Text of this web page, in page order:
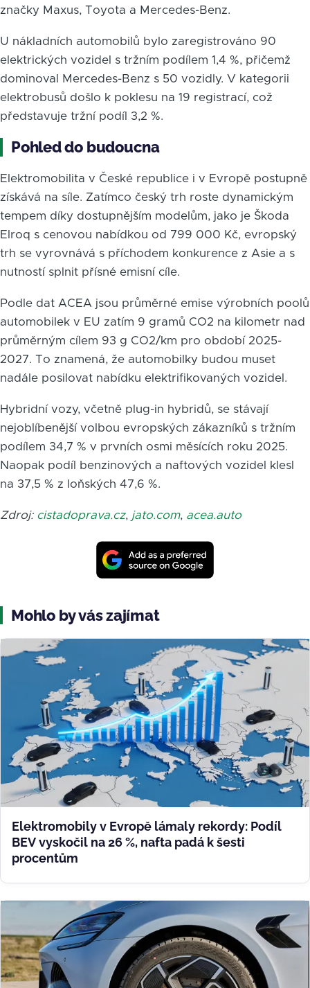
značky Maxus, Toyota a Mercedes-Benz.
U nákladních automobilů bylo zaregistrováno 90
elektrických vozidel s tržním podílem 1,4 %, přičemž
dominoval Mercedes-Benz s 50 vozidly. V kategorii
elektrobusů došlo k poklesu na 19 registrací, což
představuje tržní podíl 3,2 %.
Pohled do budoucna
Elektromobilita v České republice i v Evropě postupně
získává na síle. Zatímco český trh roste dynamickým
tempem díky dostupnějším modelům, jako je Škoda
Elroq s cenovou nabídkou od 799 000 Kč, evropský
trh se vyrovnává s příchodem konkurence z Asie a s
nutností splnit přísné emisní cíle.
Podle dat ACEA jsou průměrné emise výrobních poolů
automobilek v EU zatím 9 gramů CO2 na kilometr nad
průměrným cílem 93 g CO2/km pro období 2025-
2027. To znamená, že automobilky budou muset
nadále posilovat nabídku elektrifikovaných vozidel.
Hybridní vozy, včetně plug-in hybridů, se stávají
nejoblíbenější volbou evropských zákazníků s tržním
podílem 34,7 % v prvních osmi měsících roku 2025.
Naopak podíl benzinových a naftových vozidel klesl
na 37,5 % z loňských 47,6 %.
Zdroj: cistadoprava.cz, jato.com, acea.auto
Mohlo by vás zajímat
Elektromobily v Evropě lámaly rekordy: Podíl
BEV vyskočil na 26 %, nafta padá k šesti
procentům